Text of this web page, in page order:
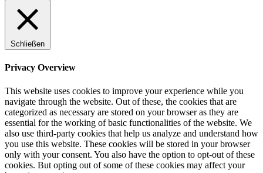
Schließen
Privacy Overview
This website uses cookies to improve your experience while you
navigate through the website. Out of these, the cookies that are
categorized as necessary are stored on your browser as they are
essential for the working of basic functionalities of the website. We
also use third-party cookies that help us analyze and understand how
you use this website. These cookies will be stored in your browser
only with your consent. You also have the option to opt-out of these
cookies. But opting out of some of these cookies may affect your